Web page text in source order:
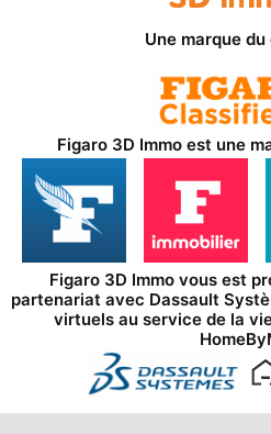
Une marque du
Figaro 3D Immo est une
Figaro 3D Immo vous est
partenariat avec Dassault
virtuels au service de la